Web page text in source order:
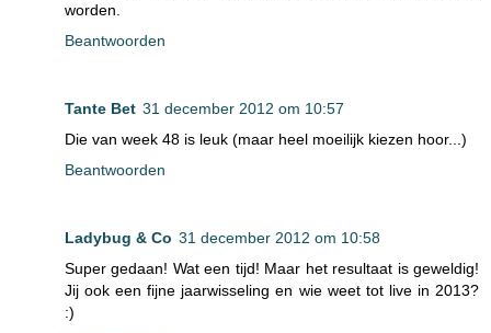
worden.
Beantwoorden
Tante Bet 31 december 2012 om 10:57
Die van week 48 is leuk (maar heel moeilijk kiezen hoor...)
Beantwoorden
Ladybug & Co 31 december 2012 om 10:58
Super gedaan! Wat een tijd! Maar het resultaat is geweldig!
Jij ook een fijne jaarwisseling en wie weet tot live in 2013?
:)